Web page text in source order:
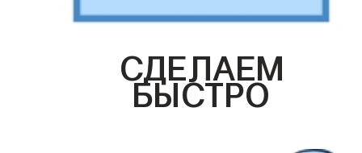
СДЕЛАЕМ
БЫСТРО